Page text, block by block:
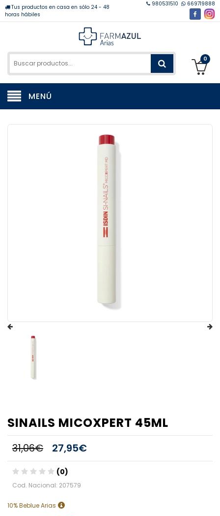
Tus productos en casa en sólo 24 - 48
horas hábiles
980531510 669719888
0
MENÚ
SINAILS MICOXPERT 45ML
31,06€ 27,95€
(0)
Cod. Nacional: 207579
10% Beblue Arias